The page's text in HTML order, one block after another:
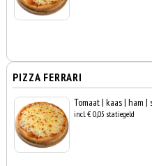
PIZZA FERRARI
Tomaat | kaas | ham |
incl. € 0,05 statiegeld